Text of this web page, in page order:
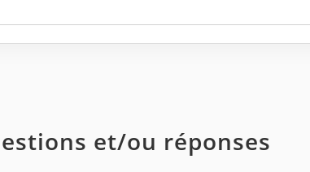
et/ou réponses